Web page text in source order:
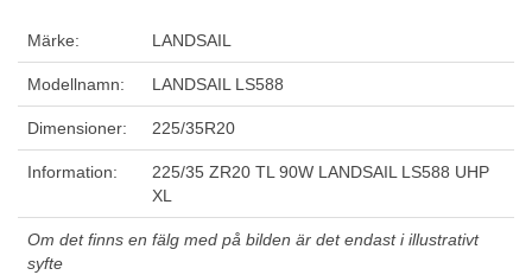
Märke: LANDSAIL
Modellnamn: LANDSAIL LS588
Dimensioner: 225/35R20
Information:
225/35 ZR20 TL 90W LANDSAIL LS588 UHP
XL
Om det finns en fälg med på bilden är det endast i illustrativt
syfte